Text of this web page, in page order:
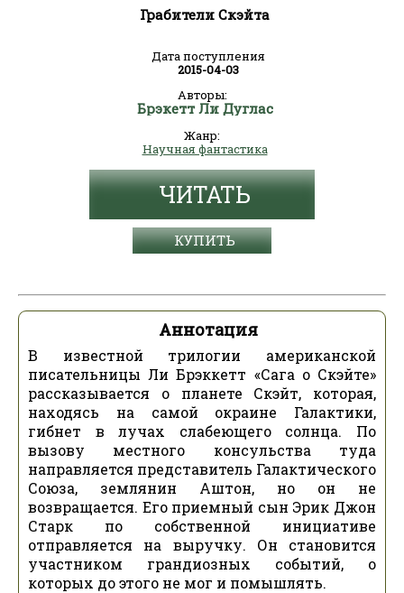
Грабители Скэйта
Дата поступления
2015-04-03
Авторы:
Брэкетт Ли Дуглас
Жанр:
Научная фантастика
ЧИТАТЬ
КУПИТЬ
Аннотация
В известной трилогии американской
писательницы Ли Брэккетт «Сага о Скэйте»
рассказывается о планете Скэйт, которая,
находясь на самой окраине Галактики,
гибнет в лучах слабеющего солнца. По
вызову местного консульства туда
направляется представитель Галактического
Союза, землянин Аштон, но он не
возвращается. Его приемный сын Эрик Джон
Старк по собственной инициативе
отправляется на выручку. Он становится
участником грандиозных событий, о
которых до этого не мог и помышлять.